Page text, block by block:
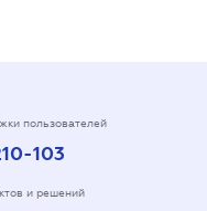
пользователей
103
и решений